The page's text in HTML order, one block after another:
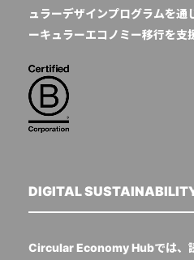
ュラーデザインプログラムを通
ーキュラーエコノミー移行を支
DIGITAL
Circular Economy Hubでは、